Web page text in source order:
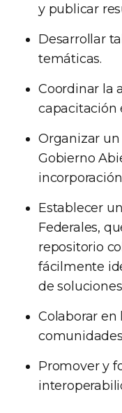
y publicar
Desarrollar
temáticas.
Coordinar la
capacitación
Organizar
Gobierno
Establecer
Federales,
repositorio
fácilmente
de
Colaborar
Promover y